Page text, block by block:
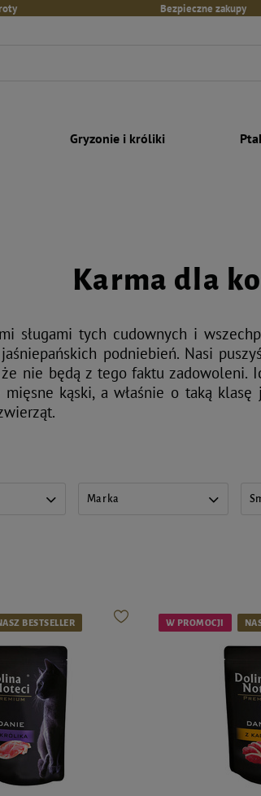
Bezpieczne zakupy
Gryzonie i króliki
Karma dla
sługami tych cudownych i
podniebień. Nasi
nie będą z tego faktu
kąski, a właśnie o taką
Marka
BESTSELLER W PROMOCJI